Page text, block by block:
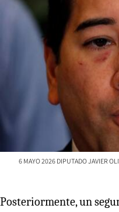
6 MAYO 2026 DIPUTADO JAVIER
Posteriormente, un